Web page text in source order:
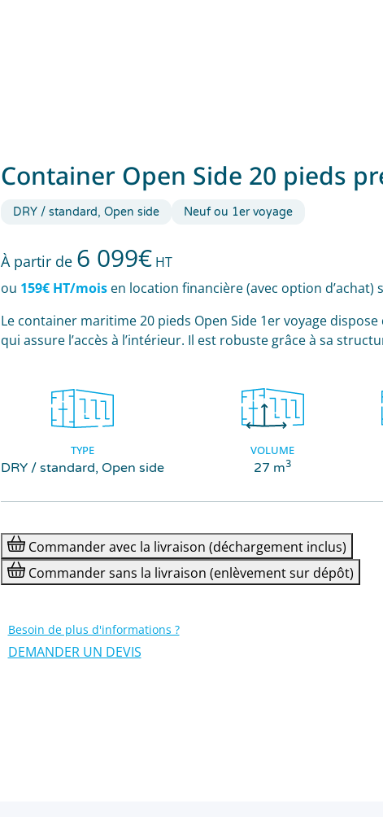
Container Open Side 20 pieds
DRY / standard, Open side Neuf ou 1er voyage
À partir de 6 099€HT
ou 159€ HT/moisen location financière (avec option d’achat)
Le container maritime 20 pieds Open Side 1er voyage
qui assure l’accès à l’intérieur. Il est robuste grâce à sa
TYPE
DRY / standard, Open side
VOLUME
27 m3
Commander avec la livraison (déchargement inclus)
Commander sans la livraison (enlèvement sur dépôt)
Besoin de plus d'informations ?
DEMANDER UN DEVIS